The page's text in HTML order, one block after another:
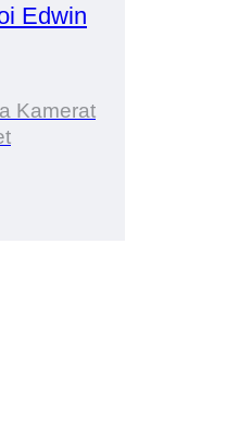
Edwin
Kamerat